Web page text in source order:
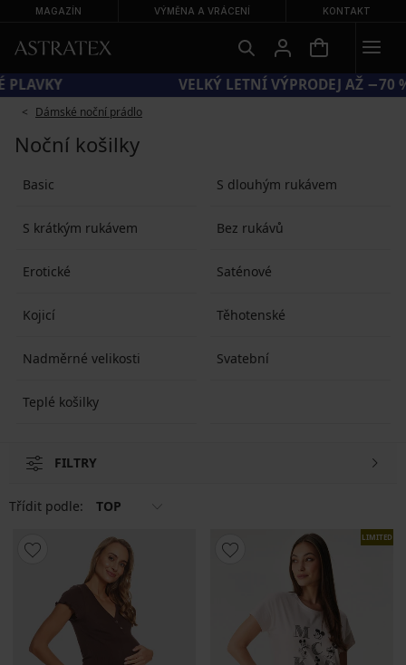
MAGAZÍN VÝMĚNA A VRÁCENÍ KONTAKT
KÓD SUN20 = EXTRA −20 % NA ZLEVNĚNÉ PLAVKY
Dámské noční prádlo
Noční košilky
Basic S dlouhým rukávem
S krátkým rukávem Bez rukávů
Erotické Saténové
Kojicí Těhotenské
Nadměrné velikosti Svatební
Teplé košilky
FILTRY
Třídit podle: TOP
LIMITED